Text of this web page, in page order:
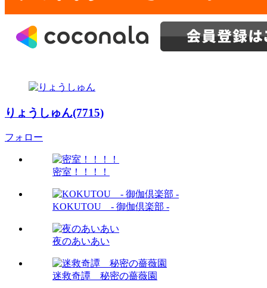
りょうしゅん(7715)
フォロー
密室！！！！
KOKUTOU - 御伽倶楽部 -
夜のあいあい
迷救奇譚 秘密の薔薇園